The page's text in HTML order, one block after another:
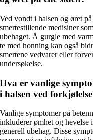
Ved vondt i halsen og øret
smertestillende medisiner
ubehaget. Å gurgle med
te med honning kan også
smertene vedvarer eller
undersøkelse.
Hva er vanlige
i halsen ved
Vanlige symptomer på
inkluderer ømhet og hevelse
generell ubehag. Disse